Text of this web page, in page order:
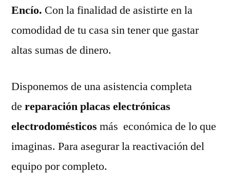
Encío. Con la finalidad de asistirte en la
comodidad de tu casa sin tener que gastar
altas sumas de dinero.
Disponemos de una asistencia completa
de reparación placas electrónicas
electrodomésticos más económica de lo que
imaginas. Para asegurar la reactivación del
equipo por completo.